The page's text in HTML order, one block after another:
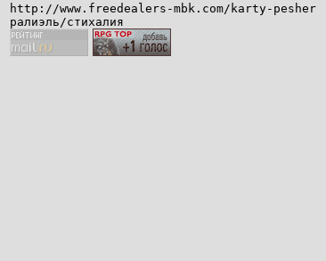
http://www.freedealers-mbk.com/karty-pesher
ралиэль/стихалия